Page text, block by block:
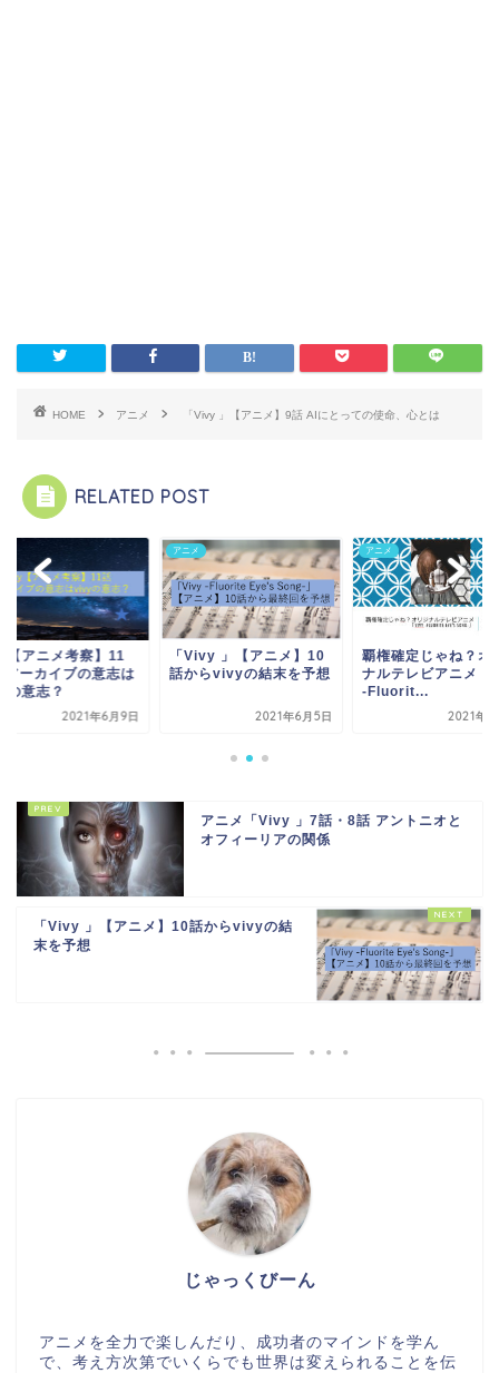
HOME アニメ 「Vivy 」【アニメ】9話 AIにとっての使命、心とは
RELATED POST
アニメ考察】11
ーカイブの意志は
意志？
2021年6月9日
アニメ
「Vivy 」【アニメ】10
話からvivyの結末を予想
2021年6月5日
アニメ
覇権確定じゃね？オ
ナルテレビアニメ「
-Fluorit...
2021年5
アニメ「Vivy 」7話・8話 アントニオと
オフィーリアの関係
「Vivy 」【アニメ】10話からvivyの結
末を予想
じゃっくびーん
アニメを全力で楽しんだり、成功者のマインドを学ん
で、考え方次第でいくらでも世界は変えられることを伝